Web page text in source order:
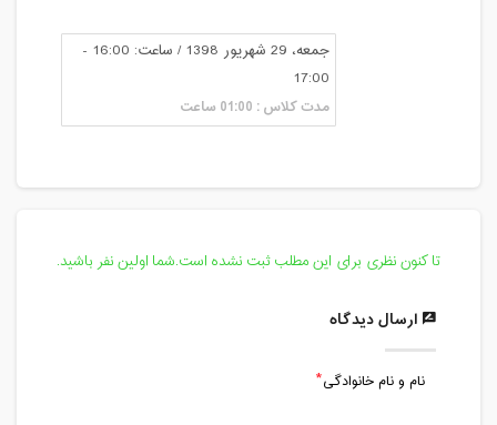
جمعه، 29 شهریور 1398 / ساعت: 16:00 -
17:00
مدت کلاس : 01:00 ساعت
تا کنون نظری برای این مطلب ثبت نشده است.شما اولین نفر باشید.
ارسال دیدگاه
نام و نام خانوادگی